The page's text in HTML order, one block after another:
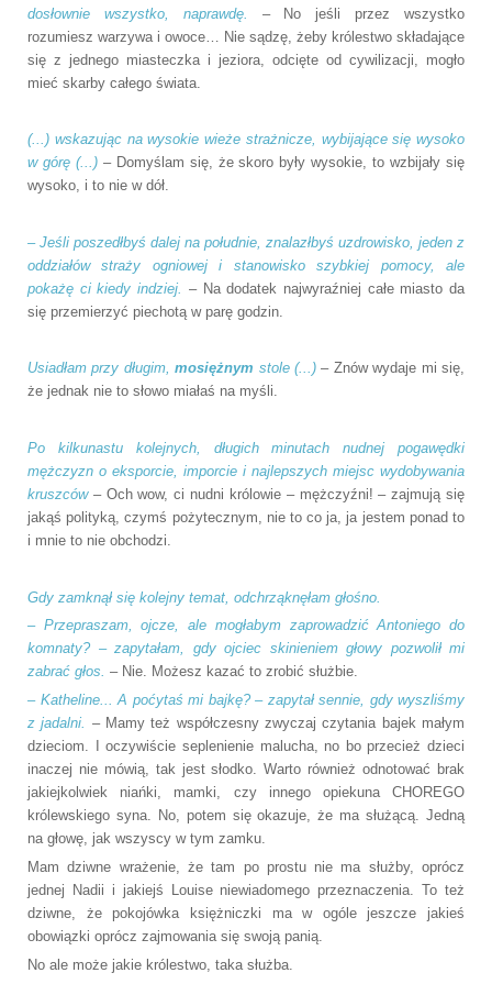
dosłownie wszystko, naprawdę. – No jeśli przez wszystko
rozumiesz warzywa i owoce… Nie sądzę, żeby królestwo składające
się z jednego miasteczka i jeziora, odcięte od cywilizacji, mogło
mieć skarby całego świata.
(...) wskazując na wysokie wieże strażnicze, wybijające się wysoko
w górę (...) – Domyślam się, że skoro były wysokie, to wzbijały się
wysoko, i to nie w dół.
– Jeśli poszedłbyś dalej na południe, znalazłbyś uzdrowisko, jeden z
oddziałów straży ogniowej i stanowisko szybkiej pomocy, ale
pokażę ci kiedy indziej.
– Na dodatek najwyraźniej całe miasto da
się przemierzyć piechotą w parę godzin.
Usiadłam przy długim,mosiężnym stole (...)– Znów wydaje mi się,
że jednak nie to słowo miałaś na myśli.
Po kilkunastu kolejnych, długich minutach nudnej pogawędki
mężczyzn o eksporcie, imporcie i najlepszych miejsc wydobywania
kruszców– Och wow, ci nudni królowie – mężczyźni! – zajmują się
jakąś polityką, czymś pożytecznym, nie to co ja, ja jestem ponad to
i mnie to nie obchodzi.
Gdy zamknął się kolejny temat, odchrząknęłam głośno.
– Przepraszam, ojcze, ale mogłabym zaprowadzić Antoniego do
komnaty? – zapytałam, gdy ojciec skinieniem głowy pozwolił mi
zabrać głos. – Nie. Możesz kazać to zrobić służbie.
– Katheline... A poćytaś mi bajkę? – zapytał sennie, gdy wyszliśmy
z jadalni. – Mamy też współczesny zwyczaj czytania bajek małym
dzieciom. I oczywiście seplenienie malucha, no bo przecież dzieci
inaczej nie mówią, tak jest słodko. Warto również odnotować brak
jakiejkolwiek niańki, mamki, czy innego opiekuna CHOREGO
królewskiego syna. No, potem się okazuje, że ma służącą. Jedną
na głowę, jak wszyscy w tym zamku.
Mam dziwne wrażenie, że tam po prostu nie ma służby, oprócz
jednej Nadii i jakiejś Louise niewiadomego przeznaczenia. To też
dziwne, że pokojówka księżniczki ma w ogóle jeszcze jakieś
obowiązki oprócz zajmowania się swoją panią.
No ale może jakie królestwo, taka służba.